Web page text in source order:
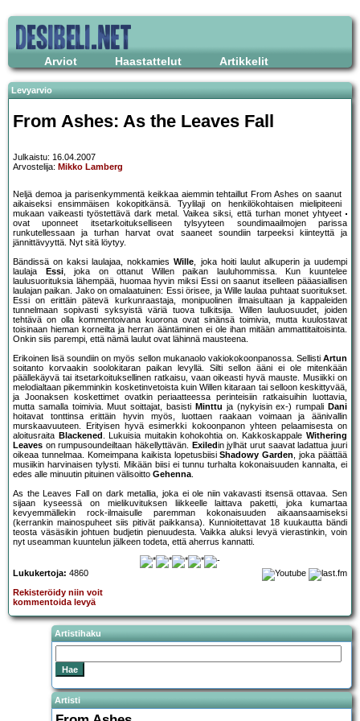
Arviot Haastattelut Artikkelit
Levyarvio
From Ashes: As the Leaves Fall
Julkaistu: 16.04.2007
Arvostelija: Mikko Lamberg
Neljä demoa ja parisenkymmentä keikkaa aiemmin tehtaillut From Ashes on saanut
aikaiseksi ensimmäisen kokopitkänsä. Tyylilaji on henkilökohtaisen mielipiteeni
mukaan vaikeasti työstettävä dark metal. Vaikea siksi, että turhan monet yhtyeet
ovat uponneet itsetarkoitukselliseen tylsyyteen soundimaailmojen parissa
runkutellessaan ja turhan harvat ovat saaneet soundiin tarpeeksi kiinteyttä ja
jännittävyyttä. Nyt sitä löytyy.
Bändissä on kaksi laulajaa, nokkamiesWille, joka hoiti laulut alkuperin ja uudempi
laulaja
Essi, joka on ottanut Willen paikan lauluhommissa. Kun kuuntelee
laulusuorituksia lähempää, huomaa hyvin miksi Essi on saanut itselleen pääasiallisen
laulajan paikan. Jako on omalaatuinen: Essi örisee, ja Wille laulaa puhtaat suoritukset.
Essi on erittäin pätevä kurkunraastaja, monipuolinen ilmaisultaan ja kappaleiden
tunnelmaan sopivasti syksyistä väriä tuova tulkitsija. Willen lauluosuudet, joiden
tehtävä on olla kommentoivana kuorona ovat sinänsä toimivia, mutta kuulostavat
toisinaan hieman korneilta ja herran ääntäminen ei ole ihan mitään ammattitaitoisinta.
Onkin siis parempi, että nämä laulut ovat lähinnä mausteena.
Erikoinen lisä soundiin on myös sellon mukanaolo vakiokokoonpanossa. Sellisti Artun
soitanto korvaakin soolokitaran paikan levyllä. Silti sellon ääni ei ole mitenkään
päällekäyvä tai itsetarkoituksellinen ratkaisu, vaan oikeasti hyvä mauste. Musiikki on
melodialtaan pikemminkin kosketinvetoista kuin Willen kitaraan tai selloon keskittyvää,
ja Joonaksen koskettimet ovatkin periaatteessa perinteisiin ratkaisuihin luottavia,
mutta samalla toimivia. Muut soittajat, basisti Minttu ja (nykyisin ex-) rumpali Dani
hoitavat tonttinsa erittäin hyvin myös, luottaen raakaan voimaan ja äänivallin
murskaavuuteen. Erityisen hyvä esimerkki kokoonpanon yhteen pelaamisesta on
aloitusraita Blackened . Lukuisia muitakin kohokohtia on. KakkoskappaleWithering
Leaves on rumpusoundeiltaan häkellyttävän. Exiledin jylhät urut saavat ladattua juuri
oikeaa tunnelmaa. Komeimpana kaikista lopetusbiisiShadowy Garden, joka päättää
musiikin harvinaisen tylysti. Mikään biisi ei tunnu turhalta kokonaisuuden kannalta, ei
edes alle minuutin pituinen välisoitto Gehenna.
As the Leaves Fall on dark metallia, joka ei ole niin vakavasti itsensä ottavaa. Sen
sijaan kyseessä on mielikuvituksen liikkeelle laittava paketti, joka kumartaa
kevyemmällekin rock-ilmaisulle paremman kokonaisuuden aikaansaamiseksi
(kerrankin mainospuheet siis pitivät paikkansa). Kunnioitettavat 18 kuukautta bändi
teosta väsäsikin johtuen budjetin pienuudesta. Vaikka aluksi levyä vierastinkin, voin
nyt useamman kuuntelun jälkeen todeta, että aherrus kannatti.
Lukukertoja: 4860
Rekisteröidy niin voit
kommentoida levyä
Artistihaku
Artisti